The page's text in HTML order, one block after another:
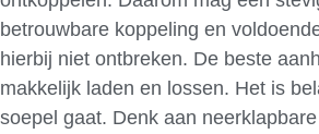
betrouwbare koppeling en
hierbij niet ontbreken. De beste
makkelijk laden en lossen. Het is
soepel gaat. Denk aan